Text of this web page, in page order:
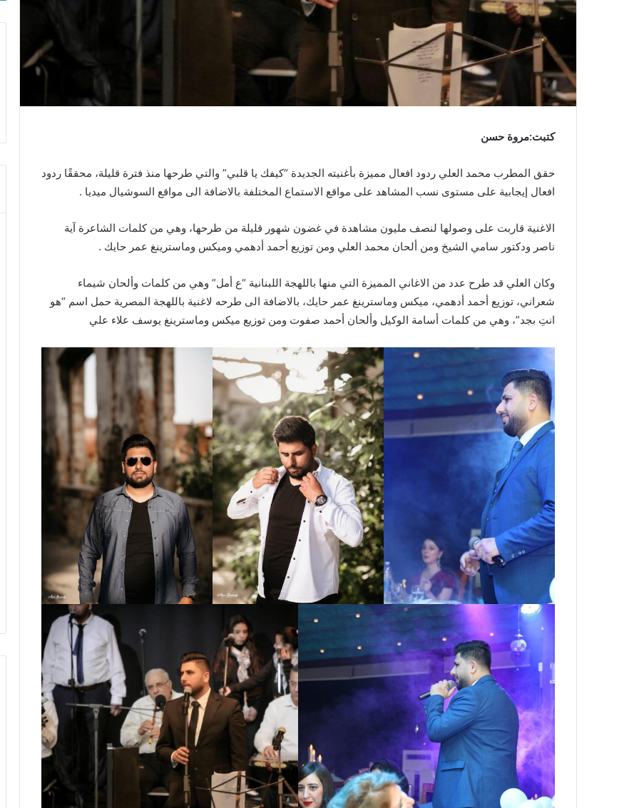
كتبت:مروة حسن
حقق المطرب محمد العلي ردود افعال مميزة بأغنيته الجديدة “كيفك يا قلبي” والتي طرحها منذ فترة قليلة، محققًا ردود
افعال إيجابية على مستوى نسب المشاهد على مواقع الاستماع المختلفة بالاضافة الى مواقع السوشيال ميديا .
الاغنية قاربت على وصولها لنصف مليون مشاهدة في غضون شهور قليلة من طرحها، وهي من كلمات الشاعرة آية
ناصر ودكتور سامي الشيخ ومن ألحان محمد العلي ومن توزيع أحمد أدهمي وميكس وماسترينغ عمر حايك .
وكان العلي قد طرح عدد من الاغاني المميزة التي منها باللهجة اللبنانية “ع أمل” وهي من كلمات وألحان شيماء
شعراني، توزيع أحمد أدهمي، ميكس وماسترينغ عمر حايك، بالاضافة الى طرحه لاغنية باللهجة المصرية حمل اسم “هو
انتِ بجد”، وهي من كلمات أسامة الوكيل وألحان أحمد صفوت ومن توزيع ميكس وماسترينغ يوسف علاء علي
Honoring
Amir
Shaheen
at
the
56th
رمضان
المقبل
عماد
صفوت
يقف